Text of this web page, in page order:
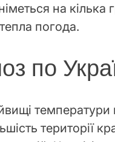
на
погода.
по
температури
території